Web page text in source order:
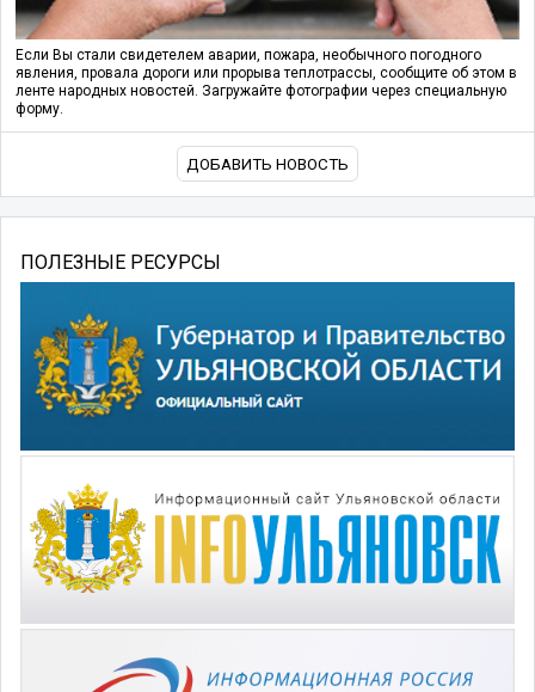
Если Вы стали свидетелем аварии, пожара, необычного погодного
явления, провала дороги или прорыва теплотрассы, сообщите об этом в
ленте народных новостей. Загружайте фотографии через специальную
форму.
ДОБАВИТЬ НОВОСТЬ
ПОЛЕЗНЫЕ РЕСУРСЫ